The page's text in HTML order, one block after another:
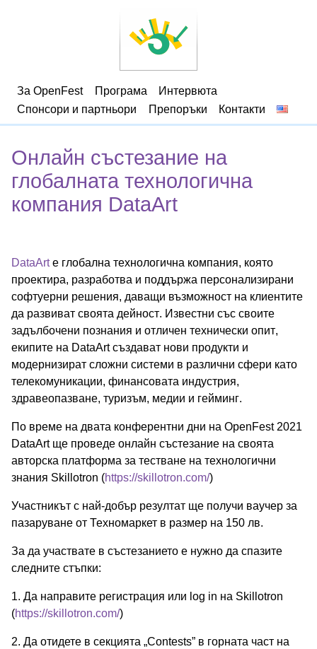
За OpenFest Програма
Интервюта
Спонсори и партньори
Препоръки Контакти
Онлайн състезание на
глобалната технологична
компания DataArt
DataArtе глобална технологична компания, която
проектира, разработва и поддържа персонализирани
софтуерни решения, даващи възможност на клиентите
да развиват своята дейност. Известни със своите
задълбочени познания и отличен технически опит,
екипите на DataArt създават нови продукти и
модернизират сложни системи в различни сфери като
телекомуникации, финансовата индустрия,
здравеопазване, туризъм, медии и гейминг.
По време на двата конферентни дни на OpenFest 2021
DataArt ще проведе онлайн състезание на своята
авторска платформа за тестване на технологични
знания Skillotron (https://skillotron.com/)
Участникът с най-добър резултат ще получи ваучер за
пазаруване от Техномаркет в размер на 150 лв.
За да участвате в състезанието е нужно да спазите
следните стъпки:
1. Да направите регистрация или log in на Skillotron
(https://skillotron.com/)
2. Да отидете в секцията „Contests” в горната част на